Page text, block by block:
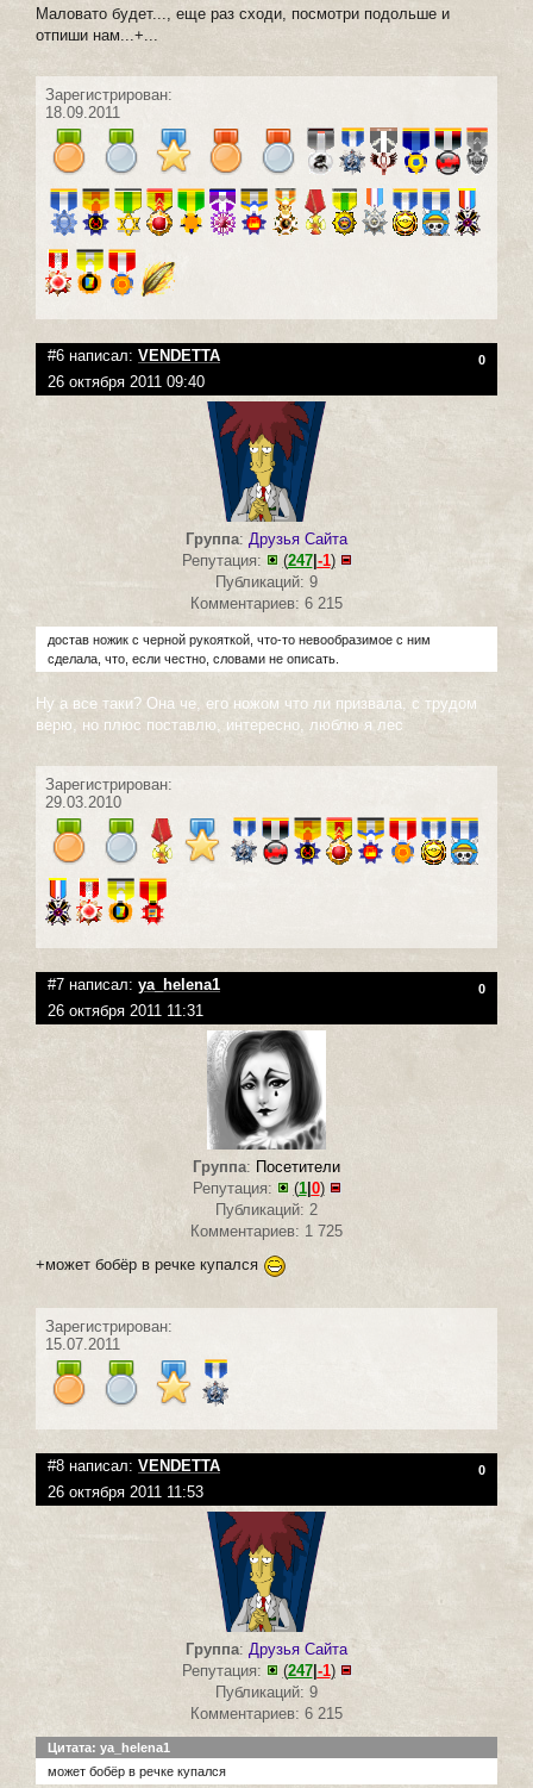
Маловато будет..., еще раз сходи, посмотри подольше и
отпиши нам...+...
Зарегистрирован:
18.09.2011
#6 написал: VENDETTA 0
26 октября 2011 09:40
Группа: Друзья Сайта
Репутация:
(247| -1)
Публикаций: 9
Комментариев: 6 215
достав ножик с черной рукояткой, что-то невообразимое с ним
сделала, что, если честно, словами не описать.
Ну а все таки? Она че, его ножом что ли призвала, с трудом
верю, но плюс поставлю, интересно, люблю я лес
Зарегистрирован:
29.03.2010
#7 написал: ya_helena1 0
26 октября 2011 11:31
Группа: Посетители
Репутация:
(1| 0)
Публикаций: 2
Комментариев: 1 725
+может бобёр в речке купался
Зарегистрирован:
15.07.2011
#8 написал: VENDETTA 0
26 октября 2011 11:53
Группа: Друзья Сайта
Репутация:
(247| -1)
Публикаций: 9
Комментариев: 6 215
Цитата: ya_helena1
может бобёр в речке купался